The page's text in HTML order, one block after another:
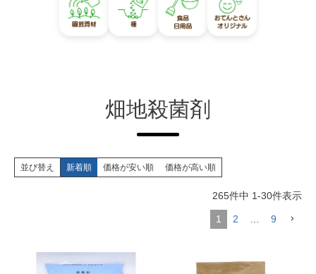
畑地殺菌剤
並び替え 新着順 価格が安い順 価格が高い順
265件中 1-30件表示
1 2 9